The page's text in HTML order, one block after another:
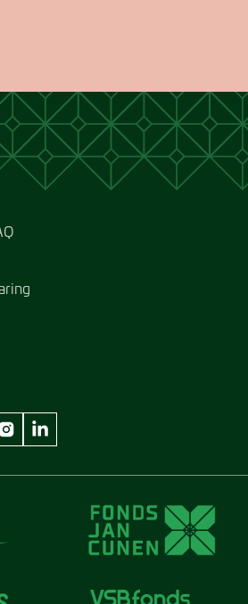
Jan Cunen
Museum Jan Cunen
Museum Jan Cunen
linkedin Museum Jan Cunen